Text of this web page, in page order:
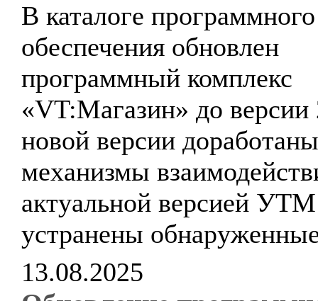
В каталоге программного
обеспечения обновлен
программный комплекс
«VT:Магазин» до
новой версии доработаны
механизмы
актуальной версией
устранены
13.08.2025